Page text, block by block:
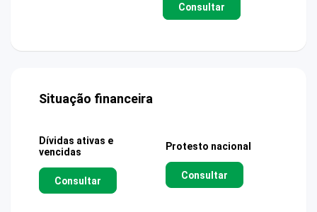
Consultar
Situação financeira
Dívidas ativas e
vencidas
Consultar
Protesto nacional
Consultar